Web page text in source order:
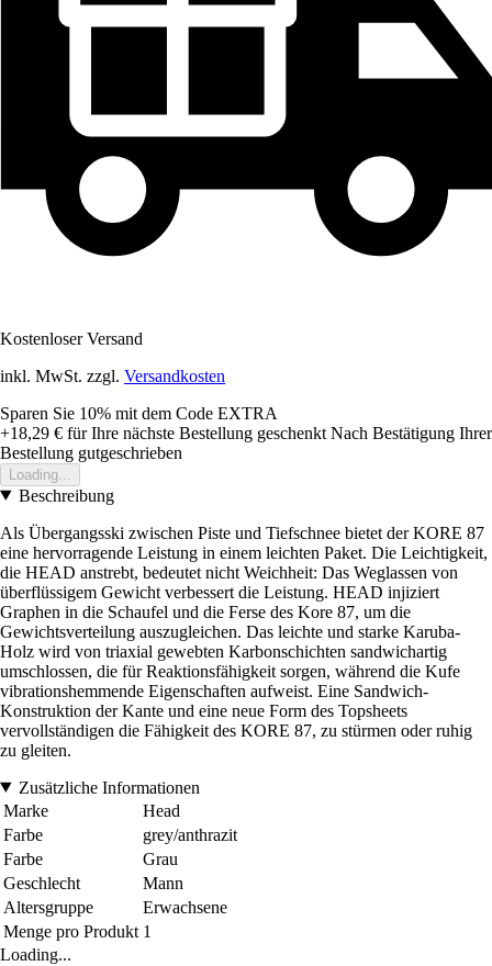
Kostenloser Versand
inkl. MwSt. zzgl. Versandkosten
Sparen Sie 10% mit dem Code EXTRA
+18,29 € für Ihre nächste Bestellung geschenkt Nach Bestätigung Ihrer
Bestellung gutgeschrieben
Loading...
Beschreibung
Als Übergangsski zwischen Piste und Tiefschnee bietet der KORE 87
eine hervorragende Leistung in einem leichten Paket. Die Leichtigkeit,
die HEAD anstrebt, bedeutet nicht Weichheit: Das Weglassen von
überflüssigem Gewicht verbessert die Leistung. HEAD injiziert
Graphen in die Schaufel und die Ferse des Kore 87, um die
Gewichtsverteilung auszugleichen. Das leichte und starke Karuba-
Holz wird von triaxial gewebten Karbonschichten sandwichartig
umschlossen, die für Reaktionsfähigkeit sorgen, während die Kufe
vibrationshemmende Eigenschaften aufweist. Eine Sandwich-
Konstruktion der Kante und eine neue Form des Topsheets
vervollständigen die Fähigkeit des KORE 87, zu stürmen oder ruhig
zu gleiten.
Zusätzliche Informationen
Marke
Head
Farbe
grey/anthrazit
Farbe
Grau
Geschlecht
Mann
Altersgruppe
Erwachsene
Menge pro Produkt 1
Loading...